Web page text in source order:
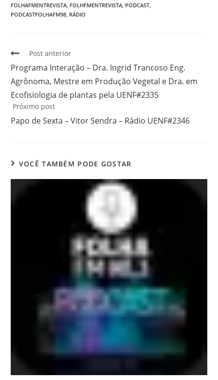
FOLHAFMENTREVISTA FOLHFMENTREVISTA PODCAST
PODCASTFOLHAFM98 RÁDIO
Post anterior
Programa Interação – Dra. Ingrid Trancoso Eng.
Agrônoma, Mestre em Produção Vegetal e Dra. em
Ecofisiologia de plantas pela UENF#2335
Próximo post
Papo de Sexta – Vitor Sendra – Rádio UENF#2346
VOCÊ TAMBÉM PODE GOSTAR